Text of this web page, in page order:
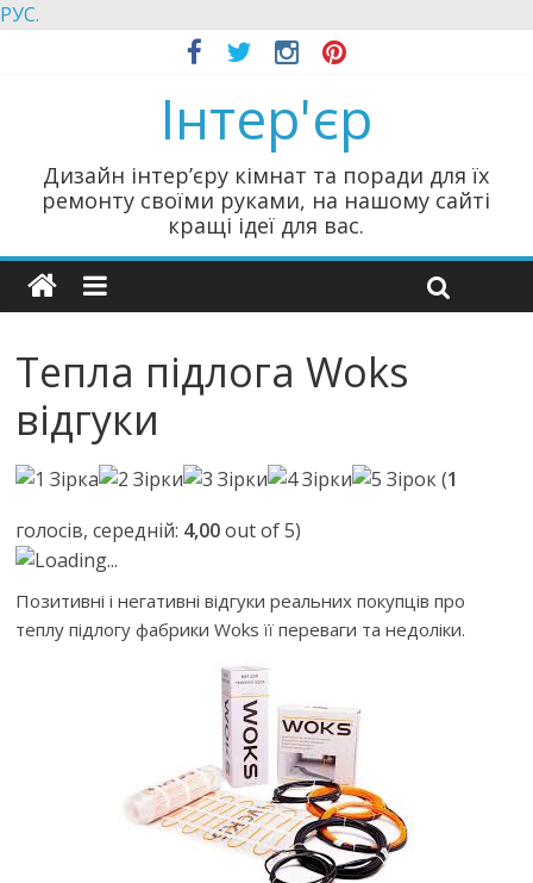
РУС.
Інтер'єр
Дизайн інтер’єру кімнат та поради для їх
ремонту своїми руками, на нашому сайті
кращі ідеї для вас.
Тепла підлога Woks
відгуки
(1
голосів, середній: 4,00out of 5)
Loading...
Позитивні і негативні відгуки реальних покупців про
теплу підлогу фабрики Woks її переваги та недоліки.